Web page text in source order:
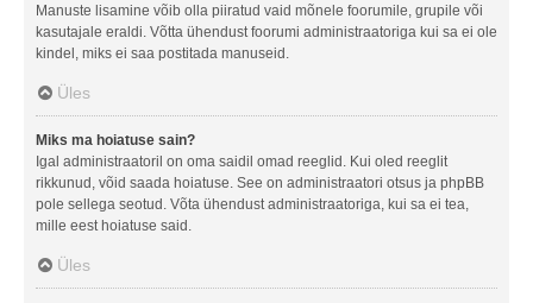
Manuste lisamine võib olla piiratud vaid mõnele foorumile, grupile või
kasutajale eraldi. Võtta ühendust foorumi administraatoriga kui sa ei ole
kindel, miks ei saa postitada manuseid.
Üles
Miks ma hoiatuse sain?
Igal administraatoril on oma saidil omad reeglid. Kui oled reeglit
rikkunud, võid saada hoiatuse. See on administraatori otsus ja phpBB
pole sellega seotud. Võta ühendust administraatoriga, kui sa ei tea,
mille eest hoiatuse said.
Üles